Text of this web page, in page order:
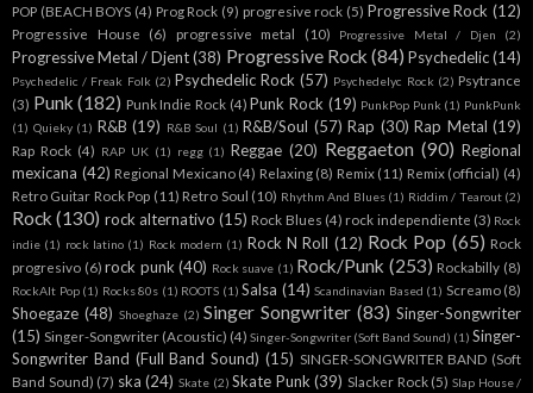
POP (BEACH BOYS (4) Prog Rock (9) progresive rock (5) Progressive Rock (12)
Progressive House (6) progressive metal (10) Progressive Metal / Djen (2)
Progressive Metal / Djent (38) Progressive Rock (84) Psychedelic(14)
Psychedelic / Freak Folk (2) Psychedelic Rock (57) Psychedelyc Rock (2) Psytrance
(3) Punk (182) Punk Indie Rock (4) Punk Rock (19) PunkPop Punk (1) PunkPunk
(1) Quieky (1) R&B (19) R&B Soul (1) R&B/Soul (57) Rap (30) Rap Metal (19)
Rap Rock (4) RAP UK (1) regg (1) Reggae (20) Reggaeton (90) Regional
mexicana (42) Regional Mexicano (4) Relaxing (8) Remix (11) Remix (official) (4)
Retro Guitar Rock Pop (11) Retro Soul (10) Rhythm And Blues (1) Riddim / Tearout (2)
Rock (130) rock alternativo (15) Rock Blues (4) rock independiente (3) Rock
indie (1) rock latino (1) Rock modern (1) Rock N Roll (12) Rock Pop (65) Rock
progresivo (6) rock punk (40) Rock suave (1) Rock/Punk (253) Rockabilly (8)
RockAlt Pop (1) Rocks 80s (1) ROOTS (1) Salsa (14) Scandinavian Based (1) Screamo (8)
Shoegaze (48) Shoeghaze (2) Singer Songwriter (83) Singer-Songwriter
(15) Singer-Songwriter (Acoustic) (4) Singer-Songwriter (Soft Band Sound) (1) Singer-
Songwriter Band (Full Band Sound) (15) SINGER-SONGWRITER BAND (Soft
Band Sound) (7) ska (24) Skate (2) Skate Punk (39) Slacker Rock (5) Slap House /